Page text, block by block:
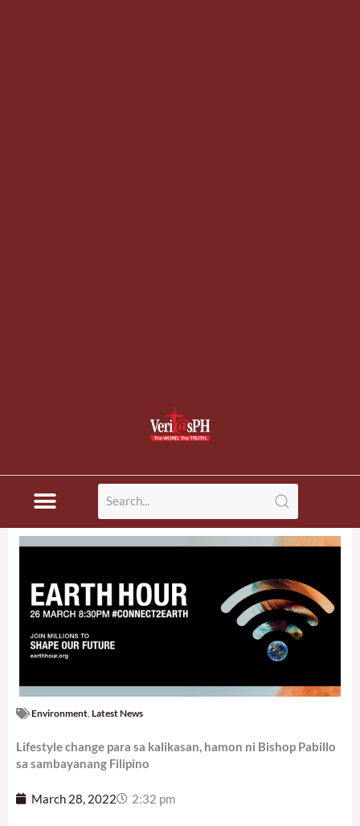
Environment Latest News
Lifestyle change para sa kalikasan, hamon ni Bishop Pabillo
sa sambayanang Filipino
March 28, 2022 2:32 pm